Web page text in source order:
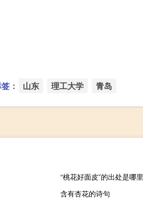
： 山东 理工大学 青岛
“桃花好面皮”的出处是哪里
含有杏花的诗句